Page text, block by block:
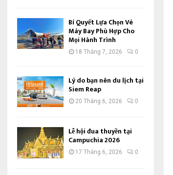
Bí Quyết Lựa Chọn Vé
Máy Bay Phù Hợp Cho
Mọi Hành Trình
18 Tháng 7, 2026 0
Lý do bạn nên du lịch tại
Siem Reap
20 Tháng 6, 2026 0
Lễ hội đua thuyền tại
Campuchia 2026
17 Tháng 6, 2026 0